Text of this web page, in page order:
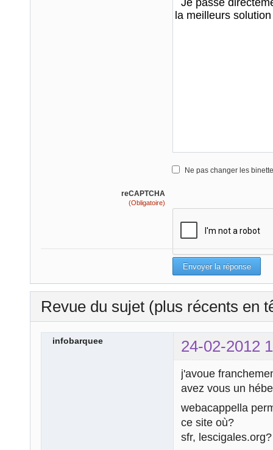
Ne pas changer les
reCAPTCHA
(Obligatoire)
Revue du sujet (plus récents en
infobarquee 24-02-2012
j'avoue
avez vous un
webacappella
ce site où?
sfr, lescigales.org?